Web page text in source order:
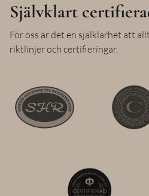
Självklart
För oss är det en själklarhet att
riktlinjer och certifieringar.